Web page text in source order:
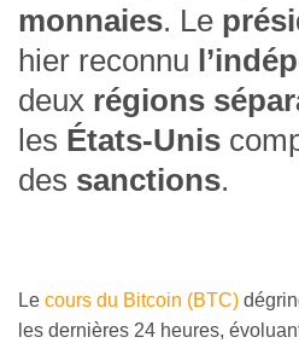
monnaies. Le
hier reconnu
deux régions
les États-Unis
des sanctions.
Le cours du Bitcoin (BTC)
les dernières 24 heures,